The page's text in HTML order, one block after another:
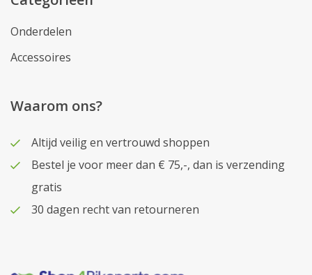
Onderdelen
Accessoires
Waarom ons?
Altijd veilig en vertrouwd shoppen
Bestel je voor meer dan € 75,-, dan is verzending
gratis
30 dagen recht van retourneren